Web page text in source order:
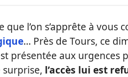
que l’on s’apprête à vous
… Près de Tours, ce
présentée aux urgences
l’accès lui est